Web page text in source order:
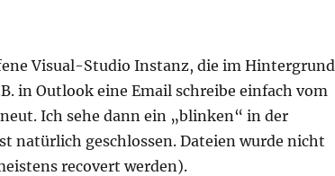
Visual-Studio Instanz, die im Hintergrund
in Outlook eine Email schreibe einfach vom
Ich sehe dann ein „blinken“ in der
natürlich geschlossen. Dateien wurde nicht
recovert werden).